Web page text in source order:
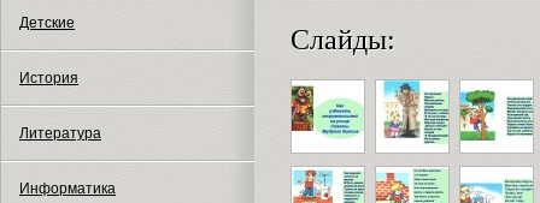
Детские
История
Литература
Информатика
Слайды: